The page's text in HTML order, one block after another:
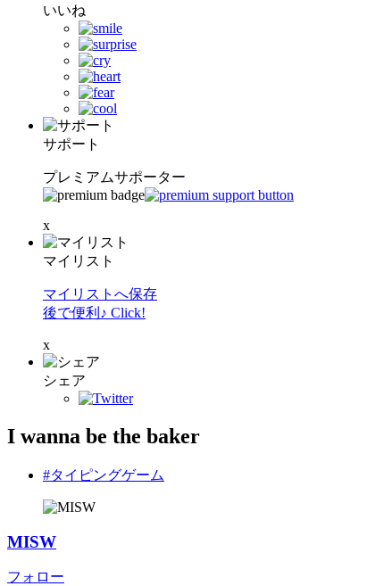
いいね
サポート
プレミアムサポーター
x
マイリスト
マイリストへ保存
後で便利♪ Click!
x
シェア
I wanna be the baker
#タイピングゲーム
MISW
フォロー